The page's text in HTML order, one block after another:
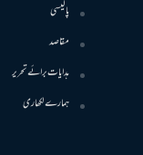
پالیسی
مقاصد
ہدایات برائے تحریر
ہمارے لکھاری